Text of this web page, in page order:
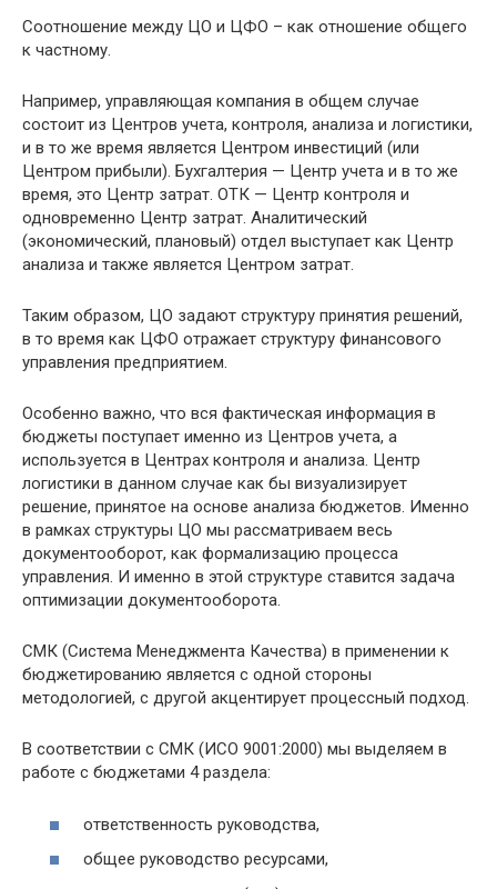
Соотношение между ЦО и ЦФО – как отношение общего
к частному.
Например, управляющая компания в общем случае
состоит из Центров учета, контроля, анализа и логистики,
и в то же время является Центром инвестиций (или
Центром прибыли). Бухгалтерия — Центр учета и в то же
время, это Центр затрат. ОТК — Центр контроля и
одновременно Центр затрат. Аналитический
(экономический, плановый) отдел выступает как Центр
анализа и также является Центром затрат.
Таким образом, ЦО задают структуру принятия решений,
в то время как ЦФО отражает структуру финансового
управления предприятием.
Особенно важно, что вся фактическая информация в
бюджеты поступает именно из Центров учета, а
используется в Центрах контроля и анализа. Центр
логистики в данном случае как бы визуализирует
решение, принятое на основе анализа бюджетов. Именно
в рамках структуры ЦО мы рассматриваем весь
документооборот, как формализацию процесса
управления. И именно в этой структуре ставится задача
оптимизации документооборота.
СМК (Система Менеджмента Качества) в применении к
бюджетированию является с одной стороны
методологией, с другой акцентирует процессный подход.
В соответствии с СМК (ИСО 9001:2000) мы выделяем в
работе с бюджетами 4 раздела:
ответственность руководства,
общее руководство ресурсами,